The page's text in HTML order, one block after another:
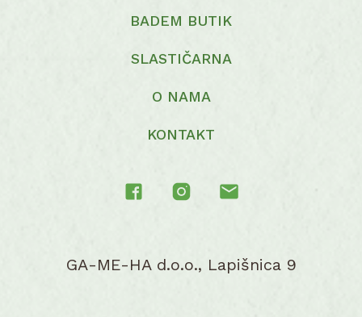
BADEM BUTIK
SLASTIČARNA
O NAMA
KONTAKT
GA-ME-HA d.o.o., Lapišnica 9